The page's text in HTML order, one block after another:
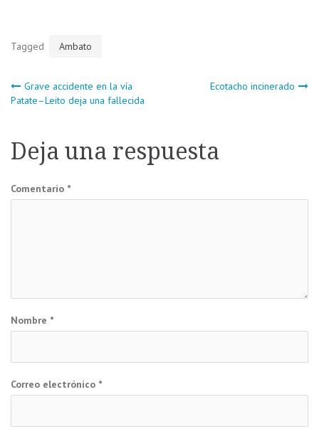
Tagged Ambato
Navegación
entradas
Grave accidente en la vía
Patate–Leito deja una fallecida
Ecotacho incinerado
Deja una respuesta
Comentario *
Nombre *
Correo electrónico *